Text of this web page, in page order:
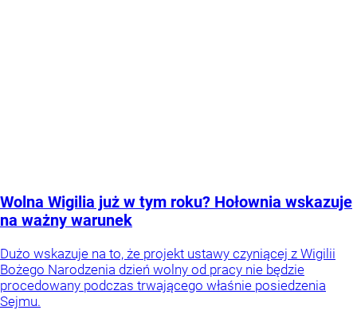
Wolna Wigilia już w tym roku? Hołownia wskazuje
na ważny warunek
Dużo wskazuje na to, że projekt ustawy czyniącej z Wigilii
Bożego Narodzenia dzień wolny od pracy nie będzie
procedowany podczas trwającego właśnie posiedzenia
Sejmu.